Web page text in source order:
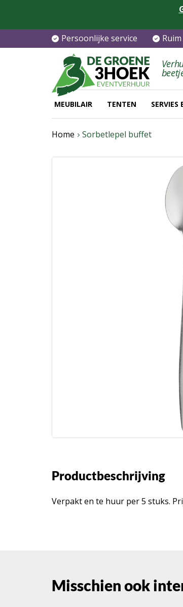
Persoonlijke service
MEUBILAIR TENTEN SERVIES
Home Sorbetlepel buffet
Productbeschrijving
Verpakt en te huur per 5 stuks.
Misschien ook